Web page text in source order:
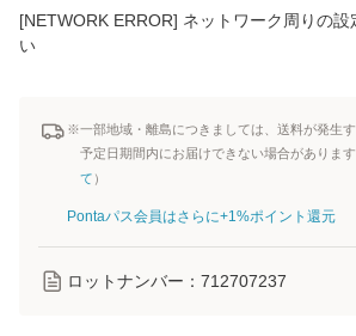
[NETWORK ERROR] ネットワーク周りの設
い
※一部地域・離島につきましては、送料が発生
予定日期間内にお届けできない場合がありま
て ）
Pontaパス会員はさらに+1%ポイント還元
ロットナンバー： 712707237